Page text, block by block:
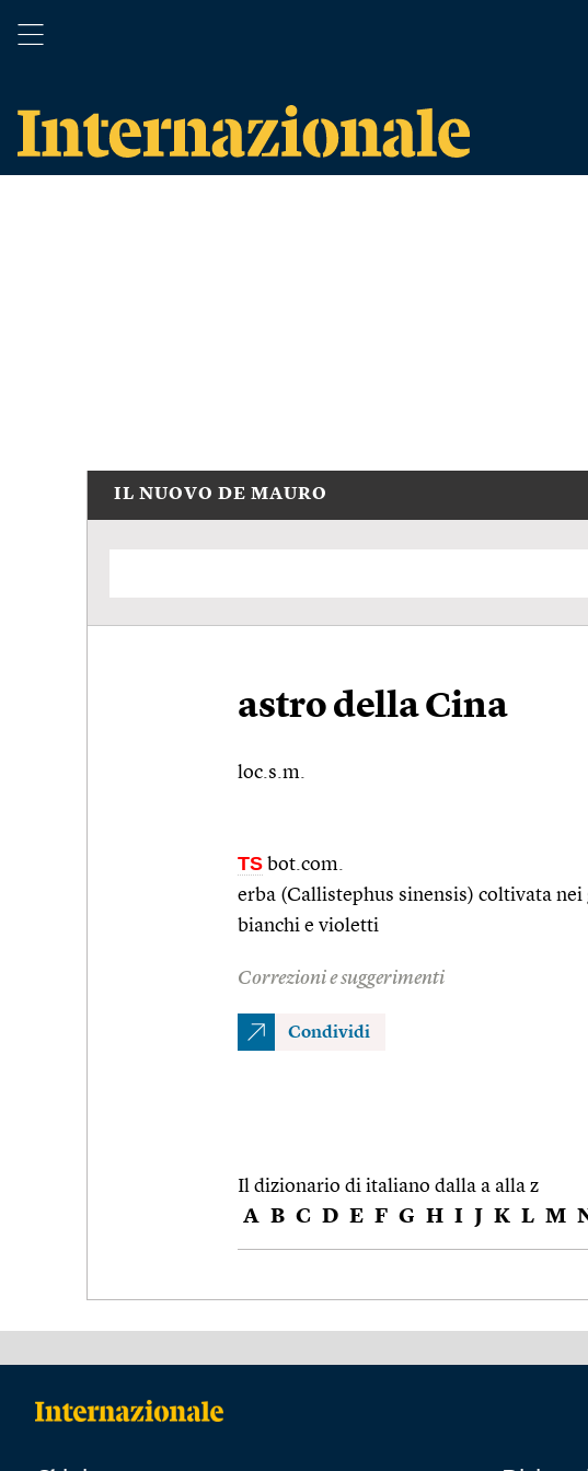
IL NUOVO DE MAURO
astro della Cina
loc.s.m.
TS bot.com.
erba (Callistephus sinensis) coltivata
bianchi e violetti
Correzioni e suggerimenti
Condividi
Il dizionario di italiano dalla a alla z
A B C D E F G H I J K L M